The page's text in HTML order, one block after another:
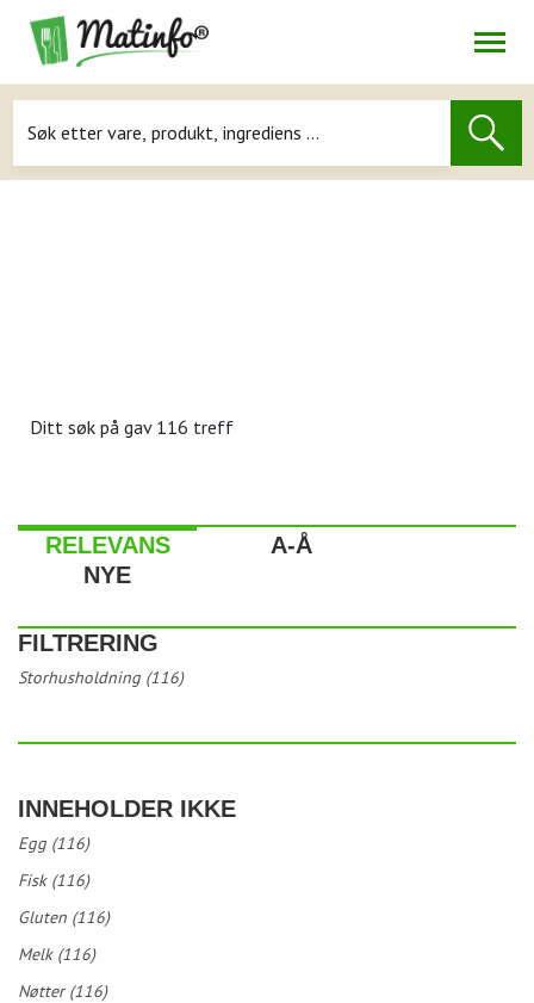
Navigasjon
Ditt søk på gav 116 treff
RELEVANS
A-Å
NYE
FILTRERING
Storhusholdning (116)
INNEHOLDER IKKE
Egg (116)
Fisk (116)
Gluten (116)
Melk (116)
Nøtter (116)